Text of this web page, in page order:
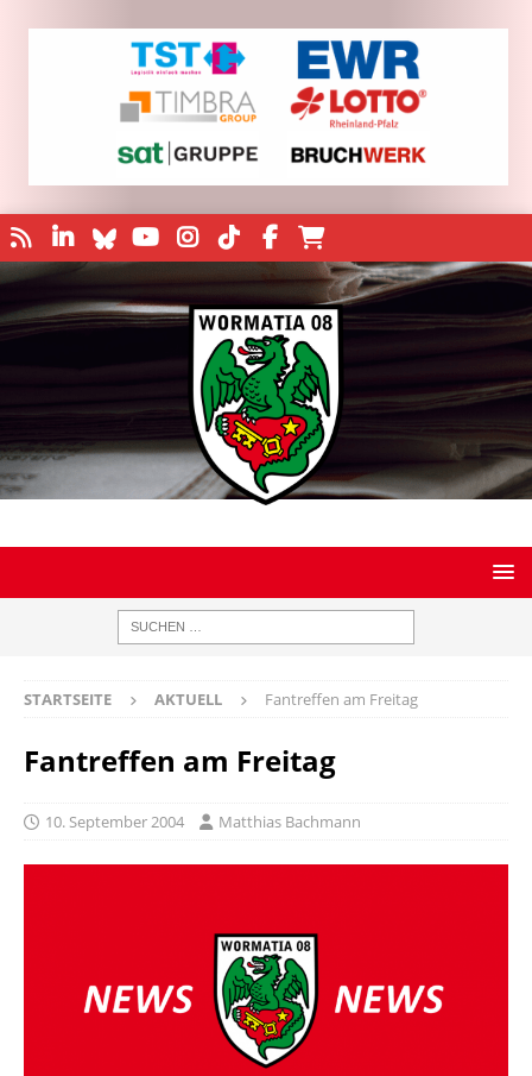
STARTSEITE AKTUELL Fantreffen am Freitag
Fantreffen am Freitag
10. September 2004 Matthias Bachmann